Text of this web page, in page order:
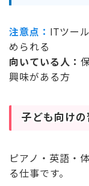
注意点： ITツー
められる
向いている人：
興味がある方
子ども向け
ピアノ・英語・
る仕事です。